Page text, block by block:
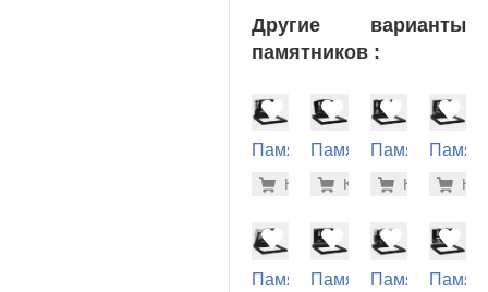
Другие варианты
памятников :
Памятник
могилу
-7% 50.100
Купить
Памятник
могилу
-7%
Купить
Памятник
могилу
-
Купитьмогилу
ПамятникПамятникПамятник